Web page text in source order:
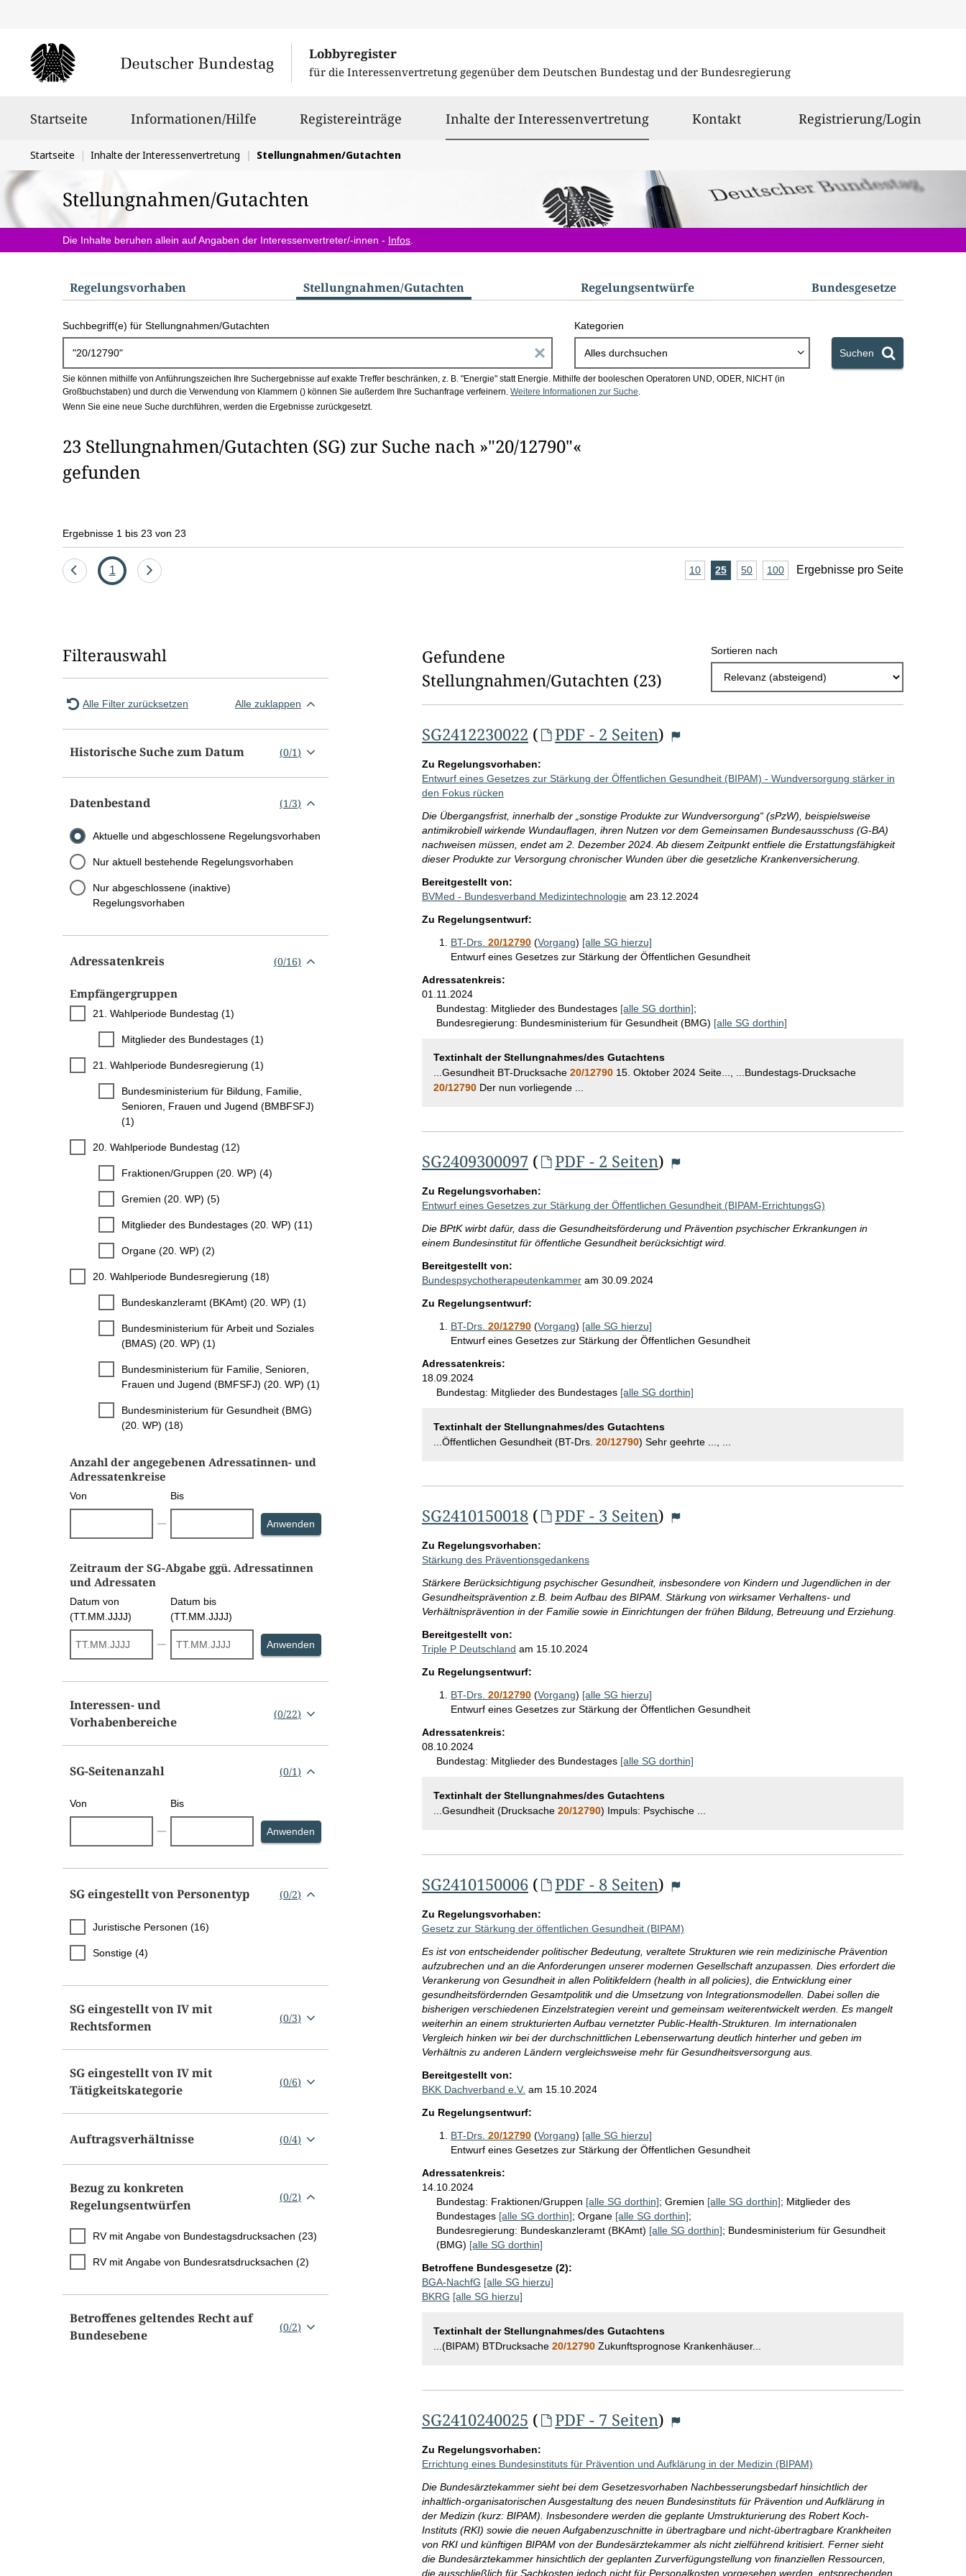
Lobbyregister
für die Interessenvertretung gegenüber dem Deutschen Bundestag und der Bundesregierung
Startseite Informationen/Hilfe Registereinträge Inhalte der Interessenvertretungausgewählt
Kontakt Registrierung/Login
Sie
befinden
sich
hier:
Startseite Inhalte der Interessenvertretung Stellungnahmen/Gutachten
Stellungnahmen/Gutachten
Die Inhalte beruhen allein auf Angaben der Interessenvertreter/-innen - Infos
S
u
c
h
b
x
Regelungs­vorhaben Stellungnahmen/​Gutachten Regelungs­entwürfe Bundes­gesetze
Suchbegriff(e) für Stellungnahmen/Gutachten
i
a
i
s
e
n
Kategorien
Alles durchsuchen Suchen
Sie können mithilfe von Anführungszeichen Ihre Suchergebnisse auf exakte Treffer beschränken, z. B. "Energie" statt Energie. Mithilfe der booleschen Operatoren UND, ODER, NICHT (in
Großbuchstaben) und durch die Verwendung von Klammern () können Sie außerdem Ihre Suchanfrage verfeinern. Weitere Informationen zur Suche.
Wenn Sie eine neue Suche durchführen, werden die Ergebnisse zurückgesetzt.
23 Stellungnahmen/Gutachten (SG) zur Suche nach »"20/12790"«
gefunden
Ergebnisse 1 bis 23 von 23
Eine
Seite
1
Eine
A
e
b
n
i
s
p
S
i
10Ergebnisse
25Ergebnisse
50Ergebnisse
100Ergebnisse
Ergebnisse pro Seite
Filterauswahl
Alle Filter zurücksetzen Alle zuklappen
Historische Suche zum Datum (0/1)
Datenbestand (1/3)
Aktuelle und abgeschlossene Regelungsvorhaben
Nur aktuell bestehende Regelungsvorhaben
Nur abgeschlossene (inaktive)
Regelungsvorhaben
Adressatenkreis (0/16)
Empfängergruppen
21. Wahlperiode Bundestag (1)
Mitglieder des Bundestages (1)
21. Wahlperiode Bundesregierung (1)
Bundesministerium für Bildung, Familie,
Senioren, Frauen und Jugend (BMBFSFJ)
(1)
20. Wahlperiode Bundestag (12)
Fraktionen/Gruppen (20. WP) (4)
Gremien (20. WP) (5)
Mitglieder des Bundestages (20. WP) (11)
Organe (20. WP) (2)
20. Wahlperiode Bundesregierung (18)
Bundeskanzleramt (BKAmt) (20. WP) (1)
Bundesministerium für Arbeit und Soziales
(BMAS) (20. WP) (1)
Bundesministerium für Familie, Senioren,
Frauen und Jugend (BMFSFJ) (20. WP) (1)
Bundesministerium für Gesundheit (BMG)
(20. WP) (18)
Anzahl der angegebenen Adressatinnen- und
Adressatenkreise
Von Bis
Anwenden Selektion Anzahl der angegebenen Adressatinnen- und Adressatenkreise
Zeitraum der SG-Abgabe ggü. Adressatinnen
und Adressaten
Datum von
(TT.MM.JJJJ)
Datum bis
(TT.MM.JJJJ)
Anwenden Selektion Zeitraum der SG-Abgabe ggü. Adressatinnen und Adressaten
Interessen- und
Vorhabenbereiche
(0/22)
SG-Seitenanzahl (0/1)
Von Bis
Anwenden
SG eingestellt von Personentyp (0/2)
Juristische Personen (16)
Sonstige (4)
SG eingestellt von IV mit
Rechtsformen
(0/3)
SG eingestellt von IV mit
Tätigkeitskategorie
(0/6)
Auftragsverhältnisse (0/4)
Bezug zu konkreten
Regelungsentwürfen
(0/2)
RV mit Angabe von Bundestagsdrucksachen (23)
RV mit Angabe von Bundesratsdrucksachen (2)
Betroffenes geltendes Recht auf
Bundesebene
(0/2)
Gefundene
Stellungnahmen/⁠Gutachten (23)
Sortieren nach
SG2412230022 ( PDF - 2 Seiten)
Zu Regelungsvorhaben:
Entwurf eines Gesetzes zur Stärkung der Öffentlichen Gesundheit (BIPAM) - Wundversorgung stärker in
den Fokus rücken
Die Übergangsfrist, innerhalb der „sonstige Produkte zur Wundversorgung“ (sPzW), beispielsweise
antimikrobiell wirkende Wundauflagen, ihren Nutzen vor dem Gemeinsamen Bundesausschuss (G-BA)
nachweisen müssen, endet am 2. Dezember 2024. Ab diesem Zeitpunkt entfiele die Erstattungsfähigkeit
dieser Produkte zur Versorgung chronischer Wunden über die gesetzliche Krankenversicherung.
Bereitgestellt von:
BVMed - Bundesverband Medizintechnologie am 23.12.2024
Zu Regelungsentwurf:
BT-Drs. 20/12790(Vorgang) [alle SG hierzu]
Entwurf eines Gesetzes zur Stärkung der Öffentlichen Gesundheit
Adressatenkreis:
01.11.2024
Bundestag: Mitglieder des Bundestages [alle SG dorthin];
Bundesregierung: Bundesministerium für Gesundheit (BMG) [alle SG dorthin]
Textinhalt der Stellungnahmes/des Gutachtens
...Gesundheit BT-Drucksache 20/1279015. Oktober 2024 Seite..., ...Bundestags-Drucksache
20/12790Der nun vorliegende ...
SG2409300097( PDF - 2 Seiten)
Zu Regelungsvorhaben:
Entwurf eines Gesetzes zur Stärkung der Öffentlichen Gesundheit (BIPAM-ErrichtungsG)
Die BPtK wirbt dafür, dass die Gesundheitsförderung und Prävention psychischer Erkrankungen in
einem Bundesinstitut für öffentliche Gesundheit berücksichtigt wird.
Bereitgestellt von:
Bundespsychotherapeutenkammer am 30.09.2024
Zu Regelungsentwurf:
BT-Drs. 20/12790(Vorgang) [alle SG hierzu]
Entwurf eines Gesetzes zur Stärkung der Öffentlichen Gesundheit
Adressatenkreis:
18.09.2024
Bundestag: Mitglieder des Bundestages [alle SG dorthin]
Textinhalt der Stellungnahmes/des Gutachtens
...Öffentlichen Gesundheit (BT-Drs. 20/12790) Sehr geehrte ..., ...
SG2410150018( PDF - 3 Seiten)
Zu Regelungsvorhaben:
Stärkung des Präventionsgedankens
Stärkere Berücksichtigung psychischer Gesundheit, insbesondere von Kindern und Jugendlichen in der
Gesundheitsprävention z.B. beim Aufbau des BIPAM. Stärkung von wirksamer Verhaltens- und
Verhältnisprävention in der Familie sowie in Einrichtungen der frühen Bildung, Betreuung und Erziehung.
Bereitgestellt von:
Triple P Deutschland am 15.10.2024
Zu Regelungsentwurf:
BT-Drs. 20/12790(Vorgang) [alle SG hierzu]
Entwurf eines Gesetzes zur Stärkung der Öffentlichen Gesundheit
Adressatenkreis:
08.10.2024
Bundestag: Mitglieder des Bundestages [alle SG dorthin]
Textinhalt der Stellungnahmes/des Gutachtens
...Gesundheit (Drucksache 20/12790) Impuls: Psychische ...
SG2410150006( PDF - 8 Seiten)
Zu Regelungsvorhaben:
Gesetz zur Stärkung der öffentlichen Gesundheit (BIPAM)
Es ist von entscheidender politischer Bedeutung, veraltete Strukturen wie rein medizinische Prävention
aufzubrechen und an die Anforderungen unserer modernen Gesellschaft anzupassen. Dies erfordert die
Verankerung von Gesundheit in allen Politikfeldern (health in all policies), die Entwicklung einer
gesundheitsfördernden Gesamtpolitik und die Umsetzung von Integrationsmodellen. Dabei sollen die
bisherigen verschiedenen Einzelstrategien vereint und gemeinsam weiterentwickelt werden. Es mangelt
weiterhin an einem strukturierten Aufbau vernetzter Public-Health-Strukturen. Im internationalen
Vergleich hinken wir bei der durchschnittlichen Lebenserwartung deutlich hinterher und geben im
Verhältnis zu anderen Ländern vergleichsweise mehr für Gesundheitsversorgung aus.
Bereitgestellt von:
BKK Dachverband e.V. am 15.10.2024
Zu Regelungsentwurf:
BT-Drs. 20/12790(Vorgang) [alle SG hierzu]
Entwurf eines Gesetzes zur Stärkung der Öffentlichen Gesundheit
Adressatenkreis:
14.10.2024
Bundestag: Fraktionen/Gruppen [alle SG dorthin]; Gremien [alle SG dorthin]; Mitglieder des
Bundestages [alle SG dorthin]; Organe [alle SG dorthin];
Bundesregierung: Bundeskanzleramt (BKAmt) [alle SG dorthin]; Bundesministerium für Gesundheit
(BMG) [alle SG dorthin]
Betroffene Bundesgesetze (2):
BGA-NachfG [alle SG hierzu]
BKRG [alle SG hierzu]
Textinhalt der Stellungnahmes/des Gutachtens
...(BIPAM) BTDrucksache 20/12790Zukunftsprognose Krankenhäuser...
SG2410240025 ( PDF - 7 Seiten)
Zu Regelungsvorhaben:
Errichtung eines Bundesinstituts für Prävention und Aufklärung in der Medizin (BIPAM)
Die Bundesärztekammer sieht bei dem Gesetzesvorhaben Nachbesserungsbedarf hinsichtlich der
inhaltlich-organisatorischen Ausgestaltung des neuen Bundesinstituts für Prävention und Aufklärung in
der Medizin (kurz: BIPAM). Insbesondere werden die geplante Umstrukturierung des Robert Koch-
Instituts (RKI) sowie die neuen Aufgabenzuschnitte in übertragbare und nicht-übertragbare Krankheiten
von RKI und künftigen BIPAM von der Bundesärztekammer als nicht zielführend kritisiert. Ferner sieht
die Bundesärztekammer hinsichtlich der geplanten Zurverfügungstellung von finanziellen Ressourcen,
die ausschließlich für Sachkosten jedoch nicht für Personalkosten vorgesehen werden, entsprechenden